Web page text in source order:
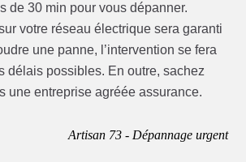
de 30 min pour vous dépanner.
votre réseau électrique sera garanti
une panne, l’intervention se fera
délais possibles. En outre, sachez
une entreprise agréée assurance.
Artisan 73 - Dépannage urgent